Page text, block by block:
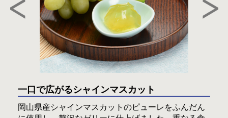
一口で広がるシャインマスカット
岡山県産シャインマスカットのピューレをふんだん